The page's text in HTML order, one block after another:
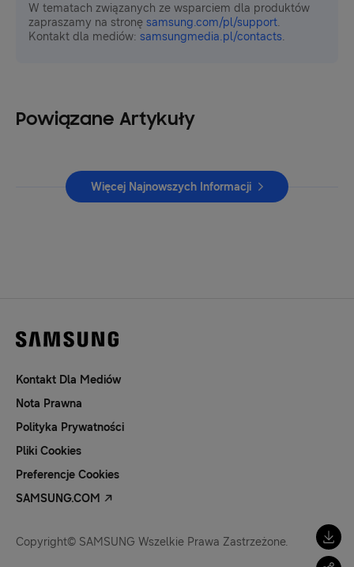
W tematach związanych ze wsparciem dla produktów
zapraszamy na stronę samsung.com/pl/support.
Kontakt dla mediów: samsungmedia.pl/contacts.
Powiązane Artykuły
Więcej Najnowszych Informacji
Kontakt Dla Mediów
Nota Prawna
Polityka Prywatności
Pliki Cookies
Preferencje Cookies
SAMSUNG.COM
Copyright© SAMSUNG Wszelkie Prawa Zastrzeżone.